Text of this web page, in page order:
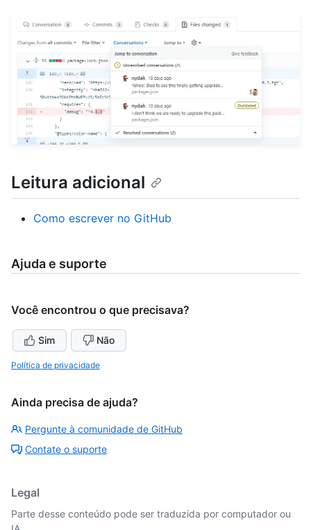
Leitura adicional
Como escrever no GitHub
Ajuda e suporte
Você encontrou o que precisava?
Sim Não
Política de privacidade
Ainda precisa de ajuda?
Pergunte à comunidade de GitHub
Contate o suporte
Legal
Parte desse conteúdo pode ser traduzida por computador ou